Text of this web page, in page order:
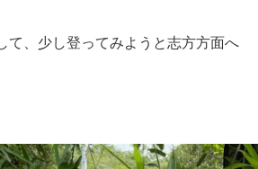
て、少し登ってみようと志方方面へ